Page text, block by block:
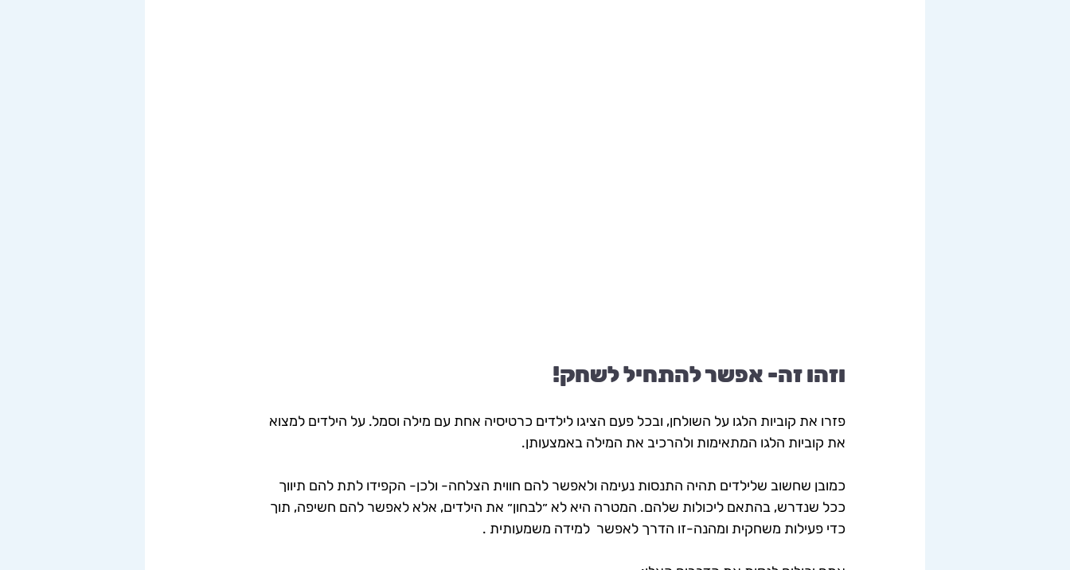
וזהו זה- אפשר להתחיל לשחק!
פזרו את קוביות הלגו על השולחן, ובכל פעם הציגו לילדים כרטיסיה אחת עם מילה וסמל. על הילדים למצוא
את קוביות הלגו המתאימות ולהרכיב את המילה באמצעותן.
כמובן שחשוב שלילדים תהיה התנסות נעימה ולאפשר להם חווית הצלחה- ולכן- הקפידו לתת להם תיווך
ככל שנדרש, בהתאם ליכולות שלהם. המטרה היא לא ״לבחון״ את הילדים, אלא לאפשר להם חשיפה, תוך
כדי פעילות משחקית ומהנה-זו הדרך לאפשר  למידה משמעותית .